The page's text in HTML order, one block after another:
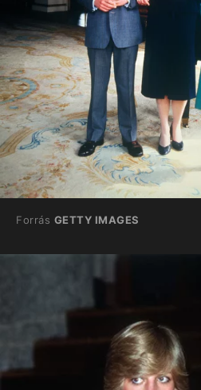
Forrás GETTY IMAGES